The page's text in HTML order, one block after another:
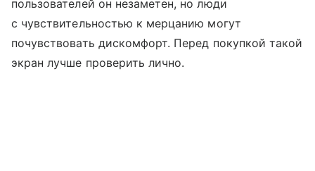
пользователей он незаметен, но люди
с чувствительностью к мерцанию могут
почувствовать дискомфорт. Перед покупкой такой
экран лучше проверить лично.